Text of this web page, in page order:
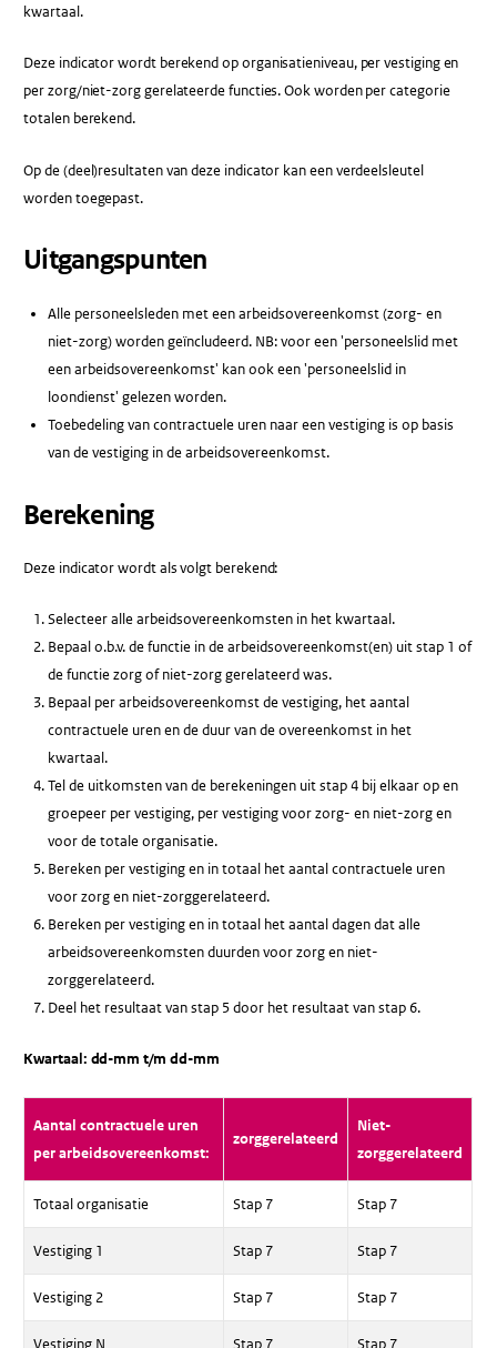
kwartaal.
Deze indicator wordt berekend op organisatieniveau, per vestiging en
per zorg/niet-zorg gerelateerde functies. Ook worden per categorie
totalen berekend.
Op de (deel)resultaten van deze indicator kan een verdeelsleutel
worden toegepast.
Uitgangspunten
Alle personeelsleden met een arbeidsovereenkomst (zorg- en
niet-zorg) worden geïncludeerd. NB: voor een 'personeelslid met
een arbeidsovereenkomst' kan ook een 'personeelslid in
loondienst' gelezen worden.
Toebedeling van contractuele uren naar een vestiging is op basis
van de vestiging in de arbeidsovereenkomst.
Berekening
Deze indicator wordt als volgt berekend:
Selecteer alle arbeidsovereenkomsten in het kwartaal.
Bepaal o.b.v. de functie in de arbeidsovereenkomst(en) uit stap 1 of
de functie zorg of niet-zorg gerelateerd was.
Bepaal per arbeidsovereenkomst de vestiging, het aantal
contractuele uren en de duur van de overeenkomst in het
kwartaal.
Tel de uitkomsten van de berekeningen uit stap 4 bij elkaar op en
groepeer per vestiging, per vestiging voor zorg- en niet-zorg en
voor de totale organisatie.
Bereken per vestiging en in totaal het aantal contractuele uren
voor zorg en niet-zorggerelateerd.
Bereken per vestiging en in totaal het aantal dagen dat alle
arbeidsovereenkomsten duurden voor zorg en niet-
zorggerelateerd.
Deel het resultaat van stap 5 door het resultaat van stap 6.
Kwartaal: dd-mm t/m dd-mm
Aantal contractuele uren
per arbeidsovereenkomst:
zorggerelateerd
Niet-
zorggerelateerd
Totaal organisatie Stap 7 Stap 7
Vestiging 1 Stap 7 Stap 7
Vestiging 2 Stap 7 Stap 7
Vestiging N Stap 7 Stap 7